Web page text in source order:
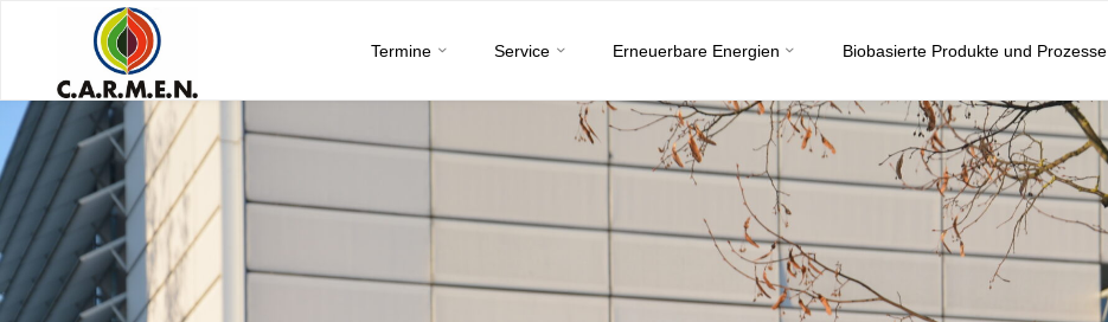
Termine Service Erneuerbare Energien Biobasierte Produkte und Prozesse